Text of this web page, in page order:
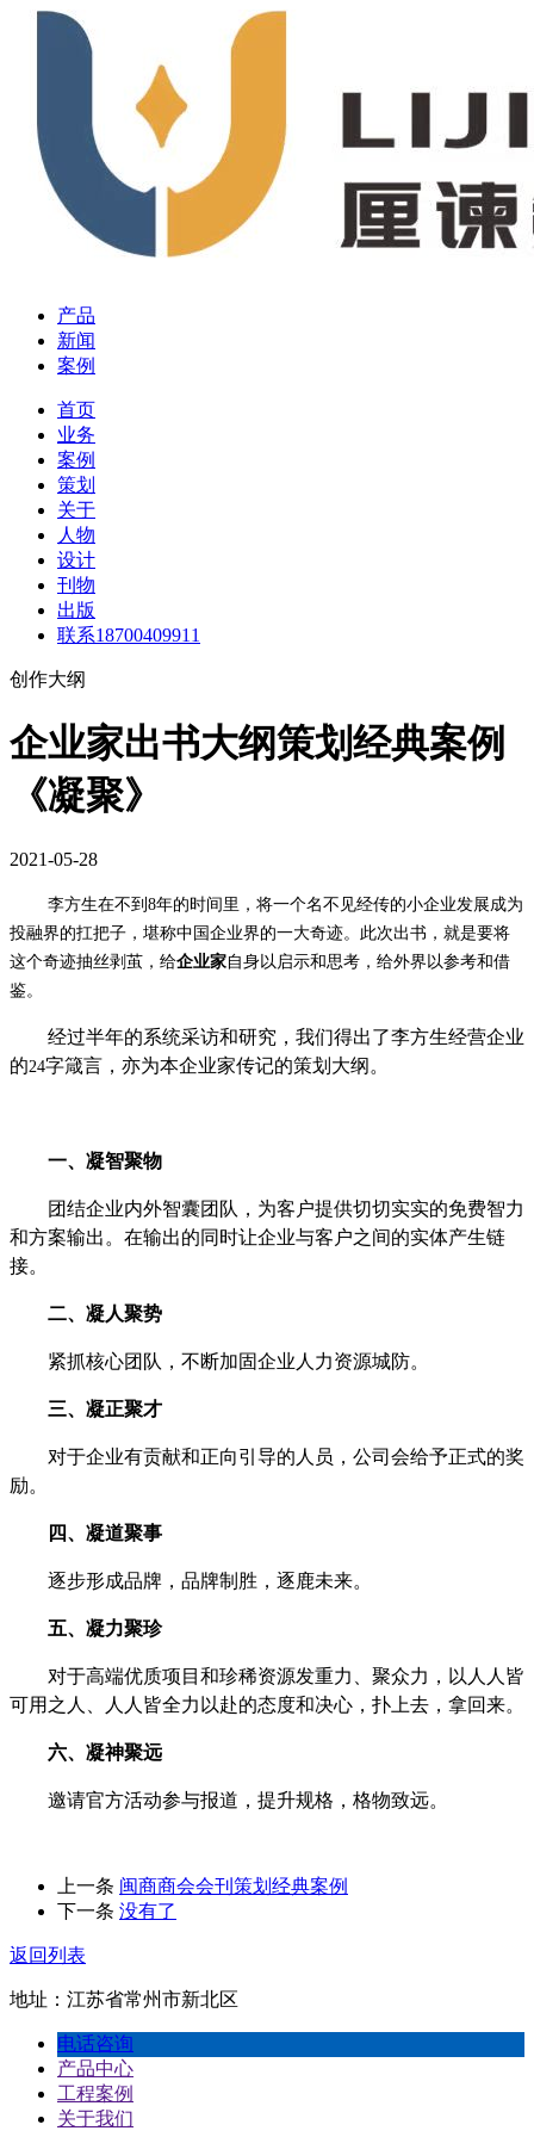
产品
新闻
案例
首页
业务
案例
策划
关于
人物
设计
刊物
出版
联系18700409911
创作大纲
企业家出书大纲策划经典案例
《凝聚》
2021-05-28
李方生在不到 8年的时间里，将一个名不见经传的小企业发展成为
投融界的扛把子，堪称中国企业界的一大奇迹。此次出书，就是要将
这个奇迹抽丝剥茧，给企业家自身以启示和思考，给外界以参考和借
鉴。
经过半年的系统采访和研究，我们得出了李方生经营企业
的24字箴言，亦为本企业家传记的策划大纲。
一、凝智聚物
团结企业内外智囊团队，为客户提供切切实实的免费智力
和方案输出。在输出的同时让企业与客户之间的实体产生链
接。
二、凝人聚势
紧抓核心团队，不断加固企业人力资源城防。
三、凝正聚才
对于企业有贡献和正向引导的人员，公司会给予正式的奖
励。
四、凝道聚事
逐步形成品牌，品牌制胜，逐鹿未来。
五、凝力聚珍
对于高端优质项目和珍稀资源发重力、聚众力，以人人皆
可用之人、人人皆全力以赴的态度和决心，扑上去，拿回来。
六、凝神聚远
邀请官方活动参与报道，提升规格，格物致远。
上一条 闽商商会会刊策划经典案例
下一条 没有了
返回列表
地址：江苏省常州市新北区
电话咨询
产品中心
工程案例
关于我们